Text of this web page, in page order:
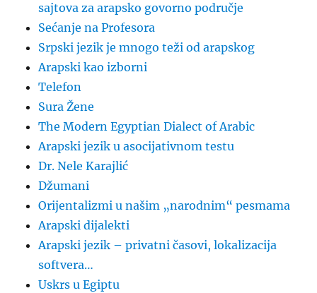
sajtova za arapsko govorno područje
Sećanje na Profesora
Srpski jezik je mnogo teži od arapskog
Arapski kao izborni
Telefon
Sura Žene
The Modern Egyptian Dialect of Arabic
Arapski jezik u asocijativnom testu
Dr. Nele Karajlić
Džumani
Orijentalizmi u našim „narodnim“ pesmama
Arapski dijalekti
Arapski jezik – privatni časovi, lokalizacija
softvera…
Uskrs u Egiptu